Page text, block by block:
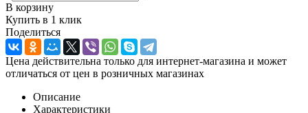
В корзину
Купить в 1 клик
Поделиться
Цена действительна только для интернет-магазина и может
отличаться от цен в розничных магазинах
Описание
Характеристики